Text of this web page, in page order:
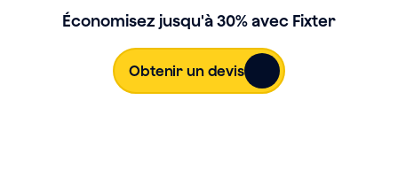
Économisez jusqu'à 30% avec Fixter
Obtenir un devis